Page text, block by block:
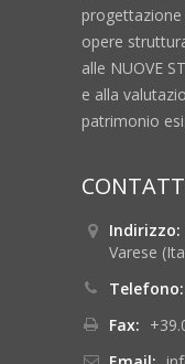
opere
alle NUOVE
e alla
patrimonio
Indirizzo:
Varese
Telefono:
Fax: